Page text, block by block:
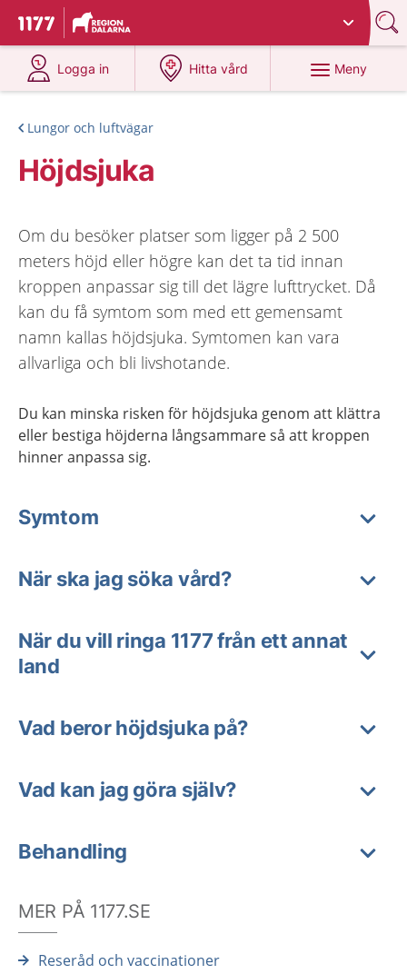
Till startsidan för 1177
Du har valt region
Logga in
på 1177.se
Hitta vård
på 1177.se
Meny
Lungor och luftvägar
Höjdsjuka
Om du besöker platser som ligger på 2 500
meters höjd eller högre kan det ta tid innan
kroppen anpassar sig till det lägre lufttrycket. Då
kan du få symtom som med ett gemensamt
namn kallas höjdsjuka. Symtomen kan vara
allvarliga och bli livshotande.
Du kan minska risken för höjdsjuka genom att klättra
eller bestiga höjderna långsammare så att kroppen
hinner anpassa sig.
Symtom
När ska jag söka vård?
När du vill ringa 1177 från ett annat
land
Vad beror höjdsjuka på?
Vad kan jag göra själv?
Behandling
MER PÅ 1177.SE
Reseråd och vaccinationer